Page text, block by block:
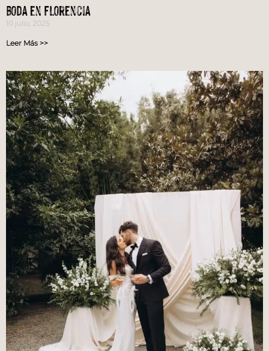
Boda en Florencia
10 julio, 2025
Leer Más >>